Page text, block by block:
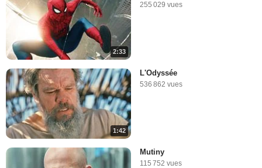
2:33
255 029 vues
1:42
L'Odyssée
536 862 vues
Mutiny
115 752 vues